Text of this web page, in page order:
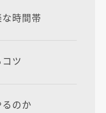
時間帯
ツ
のか